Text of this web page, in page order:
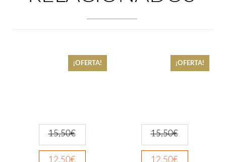
¡OFERTA!
15,50€
12,50€
¡OFERTA!
15,50€
12,50€